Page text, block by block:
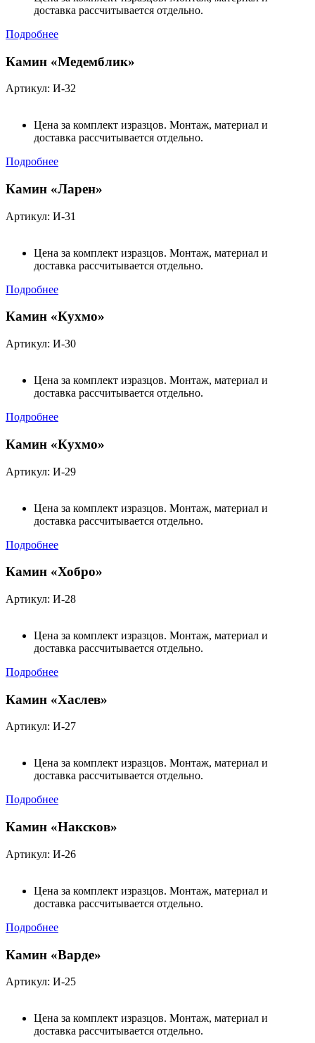
доставка рассчитывается отдельно.
Подробнее
Камин «Медемблик»
Артикул: И-32
Цена за комплект изразцов. Монтаж, материал и
доставка рассчитывается отдельно.
Подробнее
Камин «Ларен»
Артикул: И-31
Цена за комплект изразцов. Монтаж, материал и
доставка рассчитывается отдельно.
Подробнее
Камин «Кухмо»
Артикул: И-30
Цена за комплект изразцов. Монтаж, материал и
доставка рассчитывается отдельно.
Подробнее
Камин «Кухмо»
Артикул: И-29
Цена за комплект изразцов. Монтаж, материал и
доставка рассчитывается отдельно.
Подробнее
Камин «Хобро»
Артикул: И-28
Цена за комплект изразцов. Монтаж, материал и
доставка рассчитывается отдельно.
Подробнее
Камин «Хаслев»
Артикул: И-27
Цена за комплект изразцов. Монтаж, материал и
доставка рассчитывается отдельно.
Подробнее
Камин «Наксков»
Артикул: И-26
Цена за комплект изразцов. Монтаж, материал и
доставка рассчитывается отдельно.
Подробнее
Камин «Варде»
Артикул: И-25
Цена за комплект изразцов. Монтаж, материал и
доставка рассчитывается отдельно.